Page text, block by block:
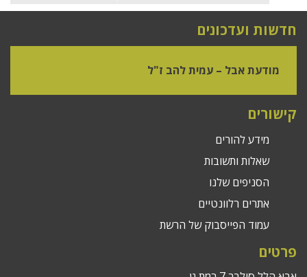
חדשות ועדכונים
מודעת אבל – עמית להב ז"ל
קישורים
מידע להורים
שאלות ותשובות
הסניפים שלנו
אתרים רלוונטיים
עמוד הפייסבוק של הרשת
פרטים